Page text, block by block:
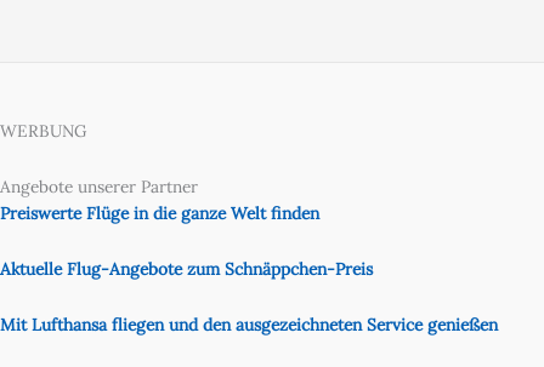
WERBUNG
Angebote unserer Partner
Preiswerte Flüge in die ganze Welt finden
Aktuelle Flug-Angebote zum Schnäppchen-Preis
Mit Lufthansa fliegen und den ausgezeichneten Service genießen